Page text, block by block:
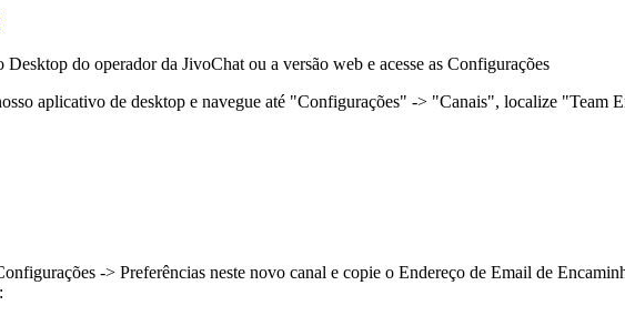
do operador da JivoChat ou a versão web e acesse as Configurações
aplicativo de desktop e navegue até "Configurações" -> "Canais", localize "Team
-> Preferências neste novo canal e copie o Endereço de Email de